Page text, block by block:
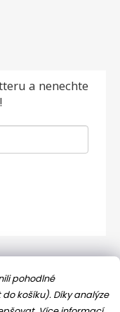
pohodlné
košíku). Díky analýze
a nenechte